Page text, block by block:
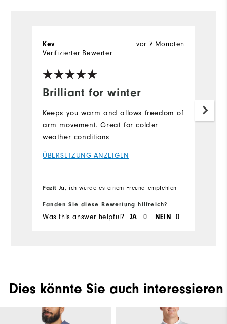
Brilliant for winter
vor 7 Monaten
Kev
Verifizierter Bewerter
Keeps you warm and allows freedom of
arm movement. Great for colder
weather conditions
ÜBERSETZUNG ANZEIGEN
Fazit Ja, ich würde es einem Freund empfehlen
Fanden Sie diese Bewertung hilfreich?
Was this answer helpful? JA 0 NEIN 0
Dies könnte Sie auch interessieren